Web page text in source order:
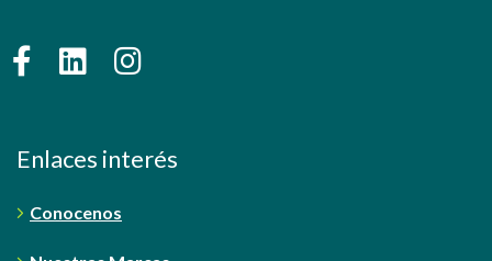
Enlaces interés
Conocenos